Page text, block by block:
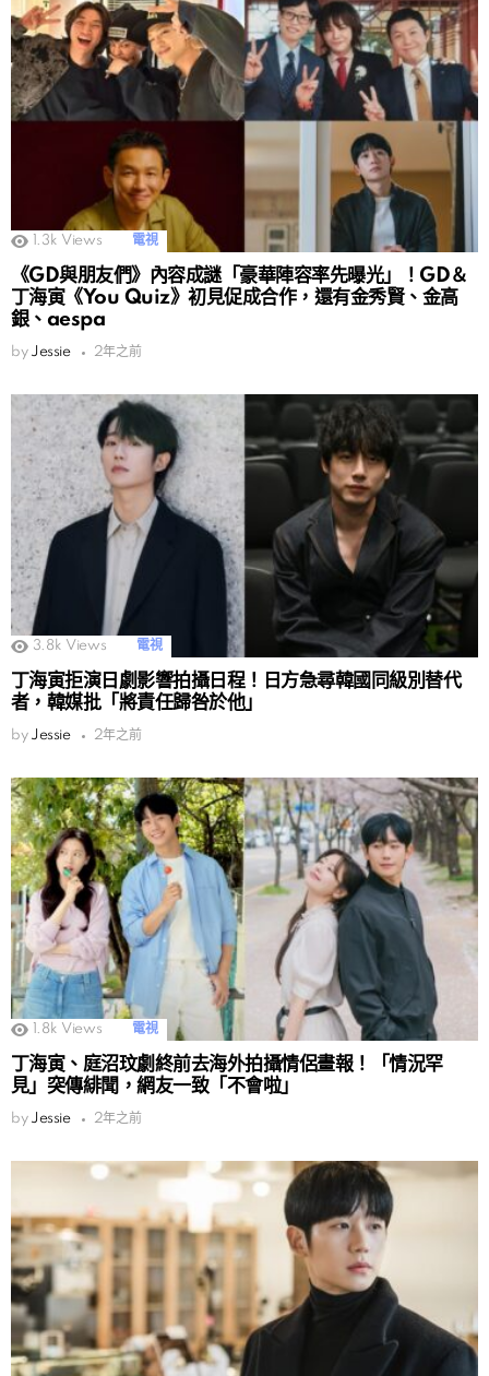
1.3k Views 電視
《GD與朋友們》內容成謎「豪華陣容率先曝光」！GD＆
丁海寅《You Quiz》初見促成合作，還有金秀賢、金高
銀、aespa
by Jessie 2年之前
3.8k Views 電視
丁海寅拒演日劇影響拍攝日程！日方急尋韓國同級別替代
者，韓媒批「將責任歸咎於他」
by Jessie 2年之前
1.8k Views 電視
丁海寅、庭沼玟劇終前去海外拍攝情侶畫報！「情況罕
見」突傳緋聞，網友一致「不會啦」
by Jessie 2年之前